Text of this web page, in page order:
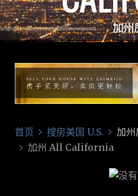
首页 搜房美国 U.S.
加
加州 All California